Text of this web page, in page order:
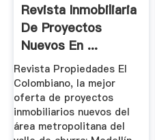
Revista Inmobiliaria
De Proyectos
Nuevos En ...
Propiedades
Revista Propiedades El
Colombiano, la mejor
oferta de proyectos
inmobiliarios nuevos del
área metropolitana del